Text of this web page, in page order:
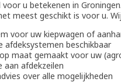
voor u betekenen in
meest geschikt is voor u.
voor uw kiepwagen of
afdeksystemen beschikbaar
maat gemaakt voor uw
aan afdekzeilen
over alle mogelijkheden